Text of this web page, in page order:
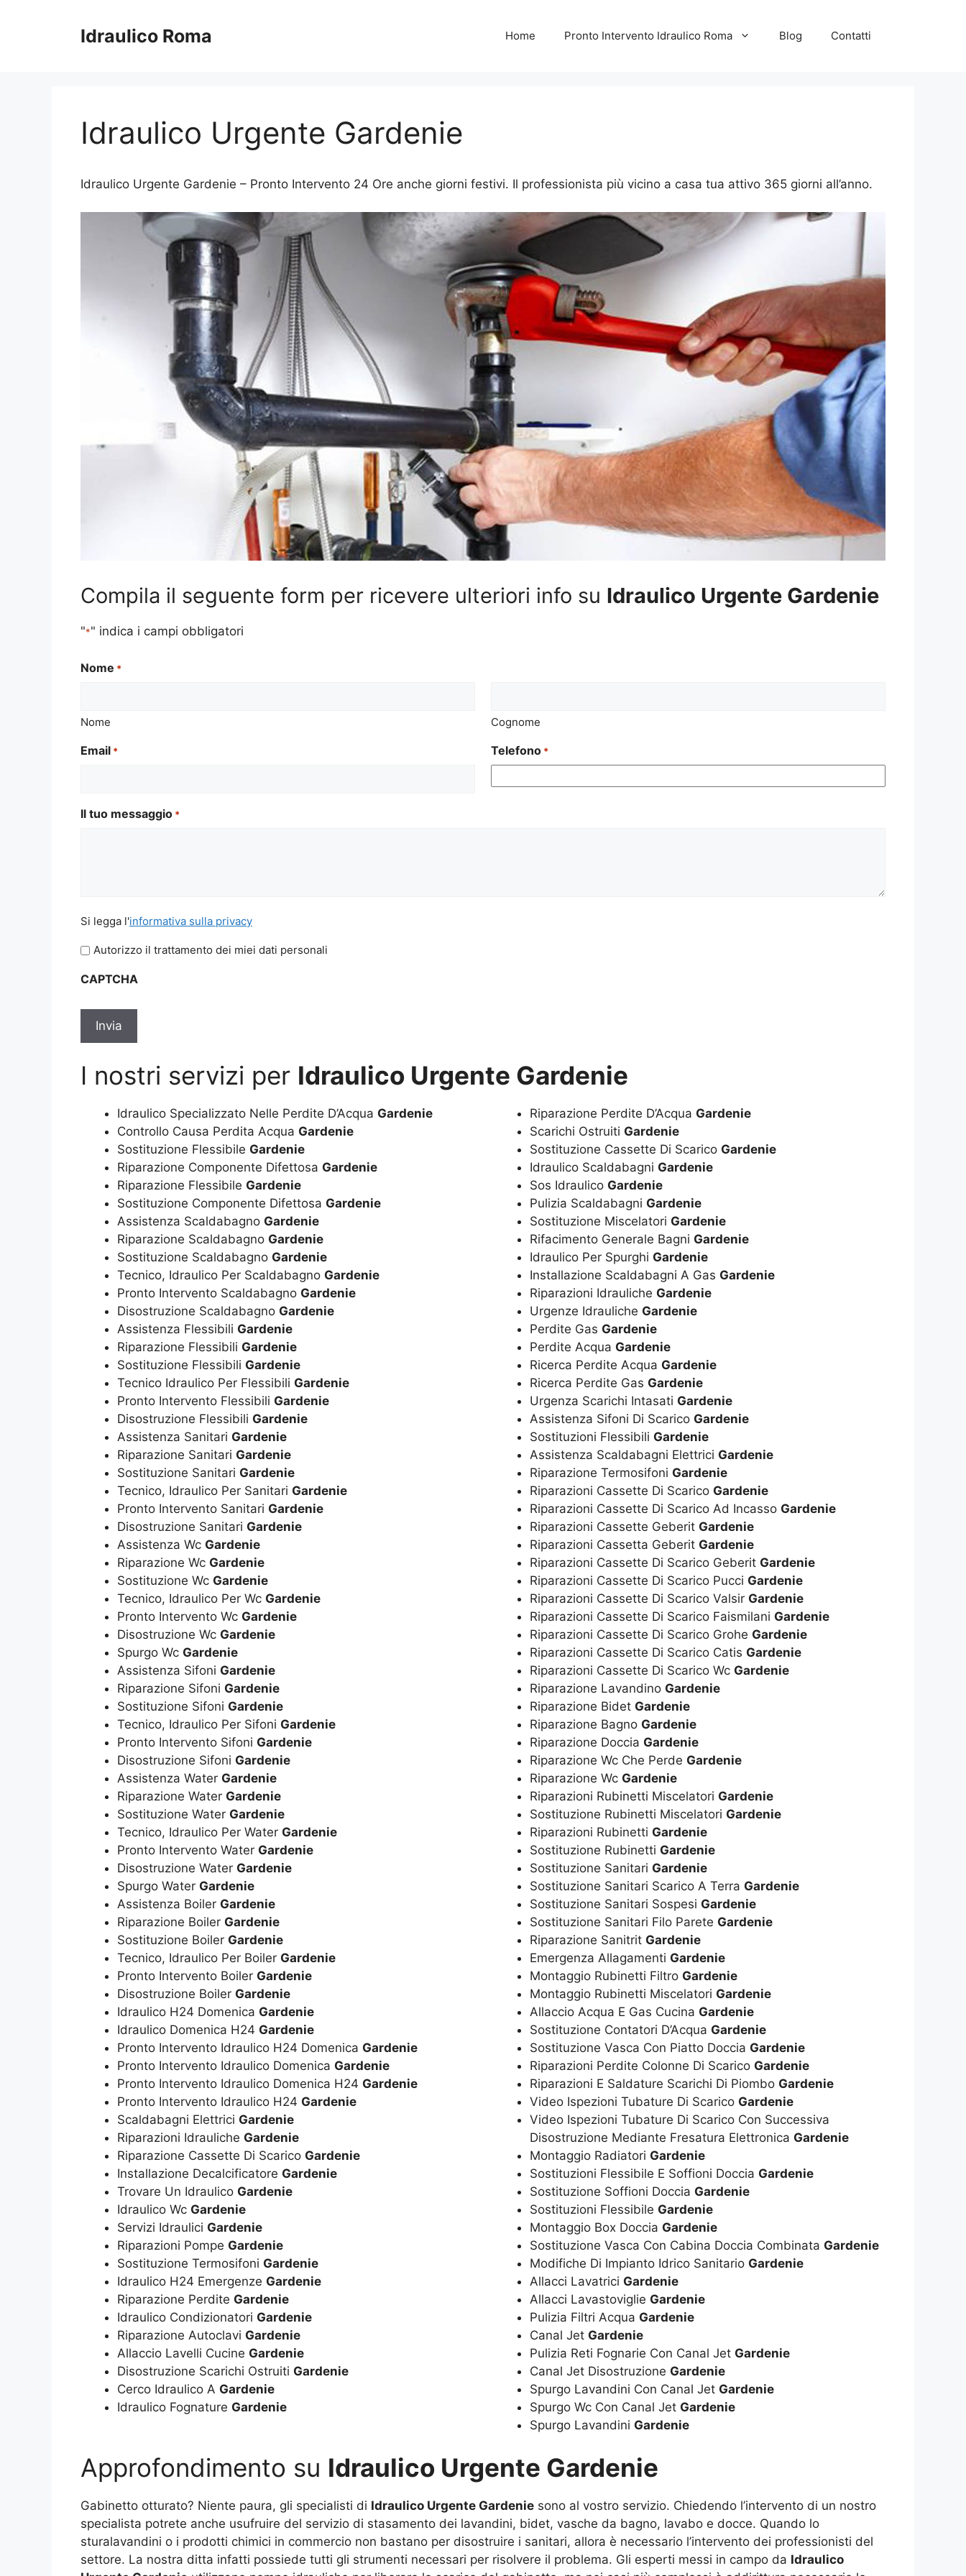
Idraulico Roma Home Pronto Intervento Idraulico Roma Blog Contatti
Idraulico Urgente Gardenie
Idraulico Urgente Gardenie – Pronto Intervento 24 Ore anche giorni festivi. Il professionista più vicino a casa tua attivo 365 giorni all’anno.
Compila il seguente form per ricevere ulteriori info su Idraulico Urgente Gardenie
"*" indica i campi obbligatori
Nome *
Nome Cognome
Email * Telefono *
Il tuo messaggio *
Si
l'informativa
sulla
*
Si legga l'informativa sulla privacy
Autorizzo il trattamento dei miei dati personali
CAPTCHA
I nostri servizi per Idraulico Urgente Gardenie
Idraulico Specializzato Nelle Perdite D’Acqua Gardenie
Controllo Causa Perdita Acqua Gardenie
Sostituzione Flessibile Gardenie
Riparazione Componente Difettosa Gardenie
Riparazione Flessibile Gardenie
Sostituzione Componente Difettosa Gardenie
Assistenza Scaldabagno Gardenie
Riparazione Scaldabagno Gardenie
Sostituzione Scaldabagno Gardenie
Tecnico, Idraulico Per Scaldabagno Gardenie
Pronto Intervento Scaldabagno Gardenie
Disostruzione Scaldabagno Gardenie
Assistenza Flessibili Gardenie
Riparazione Flessibili Gardenie
Sostituzione Flessibili Gardenie
Tecnico Idraulico Per Flessibili Gardenie
Pronto Intervento Flessibili Gardenie
Disostruzione Flessibili Gardenie
Assistenza Sanitari Gardenie
Riparazione Sanitari Gardenie
Sostituzione Sanitari Gardenie
Tecnico, Idraulico Per Sanitari Gardenie
Pronto Intervento Sanitari Gardenie
Disostruzione Sanitari Gardenie
Assistenza Wc Gardenie
Riparazione Wc Gardenie
Sostituzione Wc Gardenie
Tecnico, Idraulico Per Wc Gardenie
Pronto Intervento Wc Gardenie
Disostruzione Wc Gardenie
Spurgo Wc Gardenie
Assistenza Sifoni Gardenie
Riparazione Sifoni Gardenie
Sostituzione Sifoni Gardenie
Tecnico, Idraulico Per Sifoni Gardenie
Pronto Intervento Sifoni Gardenie
Disostruzione Sifoni Gardenie
Assistenza Water Gardenie
Riparazione Water Gardenie
Sostituzione Water Gardenie
Tecnico, Idraulico Per Water Gardenie
Pronto Intervento Water Gardenie
Disostruzione Water Gardenie
Spurgo Water Gardenie
Assistenza Boiler Gardenie
Riparazione Boiler Gardenie
Sostituzione Boiler Gardenie
Tecnico, Idraulico Per Boiler Gardenie
Pronto Intervento Boiler Gardenie
Disostruzione Boiler Gardenie
Idraulico H24 Domenica Gardenie
Idraulico Domenica H24 Gardenie
Pronto Intervento Idraulico H24 Domenica Gardenie
Pronto Intervento Idraulico Domenica Gardenie
Pronto Intervento Idraulico Domenica H24 Gardenie
Pronto Intervento Idraulico H24 Gardenie
Scaldabagni Elettrici Gardenie
Riparazioni Idrauliche Gardenie
Riparazione Cassette Di Scarico Gardenie
Installazione Decalcificatore Gardenie
Trovare Un Idraulico Gardenie
Idraulico Wc Gardenie
Servizi Idraulici Gardenie
Riparazioni Pompe Gardenie
Sostituzione Termosifoni Gardenie
Idraulico H24 Emergenze Gardenie
Riparazione Perdite Gardenie
Idraulico Condizionatori Gardenie
Riparazione Autoclavi Gardenie
Allaccio Lavelli Cucine Gardenie
Disostruzione Scarichi Ostruiti Gardenie
Cerco Idraulico A Gardenie
Idraulico Fognature Gardenie
Riparazione Perdite D’Acqua Gardenie
Scarichi Ostruiti Gardenie
Sostituzione Cassette Di Scarico Gardenie
Idraulico Scaldabagni Gardenie
Sos Idraulico Gardenie
Pulizia Scaldabagni Gardenie
Sostituzione Miscelatori Gardenie
Rifacimento Generale Bagni Gardenie
Idraulico Per Spurghi Gardenie
Installazione Scaldabagni A Gas Gardenie
Riparazioni Idrauliche Gardenie
Urgenze Idrauliche Gardenie
Perdite Gas Gardenie
Perdite Acqua Gardenie
Ricerca Perdite Acqua Gardenie
Ricerca Perdite Gas Gardenie
Urgenza Scarichi Intasati Gardenie
Assistenza Sifoni Di Scarico Gardenie
Sostituzioni Flessibili Gardenie
Assistenza Scaldabagni Elettrici Gardenie
Riparazione Termosifoni Gardenie
Riparazioni Cassette Di Scarico Gardenie
Riparazioni Cassette Di Scarico Ad Incasso Gardenie
Riparazioni Cassette Geberit Gardenie
Riparazioni Cassetta Geberit Gardenie
Riparazioni Cassette Di Scarico Geberit Gardenie
Riparazioni Cassette Di Scarico Pucci Gardenie
Riparazioni Cassette Di Scarico Valsir Gardenie
Riparazioni Cassette Di Scarico Faismilani Gardenie
Riparazioni Cassette Di Scarico Grohe Gardenie
Riparazioni Cassette Di Scarico Catis Gardenie
Riparazioni Cassette Di Scarico Wc Gardenie
Riparazione Lavandino Gardenie
Riparazione Bidet Gardenie
Riparazione Bagno Gardenie
Riparazione Doccia Gardenie
Riparazione Wc Che Perde Gardenie
Riparazione Wc Gardenie
Riparazioni Rubinetti Miscelatori Gardenie
Sostituzione Rubinetti Miscelatori Gardenie
Riparazioni Rubinetti Gardenie
Sostituzione Rubinetti Gardenie
Sostituzione Sanitari Gardenie
Sostituzione Sanitari Scarico A Terra Gardenie
Sostituzione Sanitari Sospesi Gardenie
Sostituzione Sanitari Filo Parete Gardenie
Riparazione Sanitrit Gardenie
Emergenza Allagamenti Gardenie
Montaggio Rubinetti Filtro Gardenie
Montaggio Rubinetti Miscelatori Gardenie
Allaccio Acqua E Gas Cucina Gardenie
Sostituzione Contatori D’Acqua Gardenie
Sostituzione Vasca Con Piatto Doccia Gardenie
Riparazioni Perdite Colonne Di Scarico Gardenie
Riparazioni E Saldature Scarichi Di Piombo Gardenie
Video Ispezioni Tubature Di Scarico Gardenie
Video Ispezioni Tubature Di Scarico Con Successiva
Disostruzione Mediante Fresatura Elettronica Gardenie
Montaggio Radiatori Gardenie
Sostituzioni Flessibile E Soffioni Doccia Gardenie
Sostituzione Soffioni Doccia Gardenie
Sostituzioni Flessibile Gardenie
Montaggio Box Doccia Gardenie
Sostituzione Vasca Con Cabina Doccia Combinata Gardenie
Modifiche Di Impianto Idrico Sanitario Gardenie
Allacci Lavatrici Gardenie
Allacci Lavastoviglie Gardenie
Pulizia Filtri Acqua Gardenie
Canal Jet Gardenie
Pulizia Reti Fognarie Con Canal Jet Gardenie
Canal Jet Disostruzione Gardenie
Spurgo Lavandini Con Canal Jet Gardenie
Spurgo Wc Con Canal Jet Gardenie
Spurgo Lavandini Gardenie
Approfondimento su Idraulico Urgente Gardenie
Gabinetto otturato? Niente paura, gli specialisti di Idraulico Urgente Gardenie sono al vostro servizio. Chiedendo l’intervento di un nostro
specialista potrete anche usufruire del servizio di stasamento dei lavandini, bidet, vasche da bagno, lavabo e docce. Quando lo
sturalavandini o i prodotti chimici in commercio non bastano per disostruire i sanitari, allora è necessario l’intervento dei professionisti del
settore. La nostra ditta infatti possiede tutti gli strumenti necessari per risolvere il problema. Gli esperti messi in campo da Idraulico